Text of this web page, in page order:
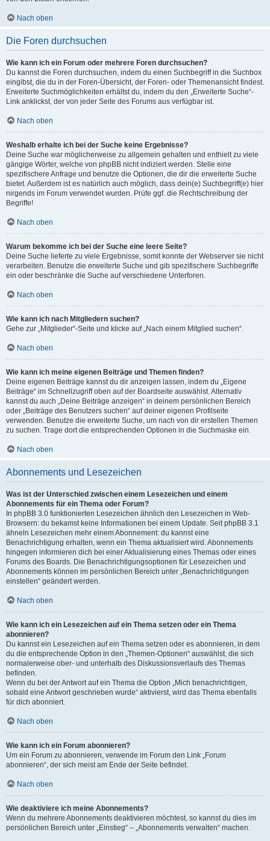
Nach oben
Die Foren durchsuchen
Wie kann ich ein Forum oder mehrere Foren durchsuchen?
Du kannst die Foren durchsuchen, indem du einen Suchbegriff in die Suchbox
eingibst, die du in der Foren-Übersicht, der Foren- oder Themenansicht findest.
Erweiterte Suchmöglichkeiten erhältst du, indem du den „Erweiterte Suche“-
Link anklickst, der von jeder Seite des Forums aus verfügbar ist.
Nach oben
Weshalb erhalte ich bei der Suche keine Ergebnisse?
Deine Suche war möglicherweise zu allgemein gehalten und enthielt zu viele
gängige Wörter, welche von phpBB nicht indiziert werden. Stelle eine
spezifischere Anfrage und benutze die Optionen, die dir die erweiterte Suche
bietet. Außerdem ist es natürlich auch möglich, dass dein(e) Suchbegriff(e) hier
nirgends im Forum verwendet wurden. Prüfe ggf. die Rechtschreibung der
Begriffe!
Nach oben
Warum bekomme ich bei der Suche eine leere Seite?
Deine Suche lieferte zu viele Ergebnisse, somit konnte der Webserver sie nicht
verarbeiten. Benutze die erweiterte Suche und gib spezifischere Suchbegriffe
ein oder beschränke die Suche auf verschiedene Unterforen.
Nach oben
Wie kann ich nach Mitgliedern suchen?
Gehe zur „Mitglieder“-Seite und klicke auf „Nach einem Mitglied suchen“.
Nach oben
Wie kann ich meine eigenen Beiträge und Themen finden?
Deine eigenen Beiträge kannst du dir anzeigen lassen, indem du „Eigene
Beiträge“ im Schnellzugriff oben auf der Boardseite auswählst. Alternativ
kannst du auch „Deine Beiträge anzeigen“ in deinem persönlichen Bereich
oder „Beiträge des Benutzers suchen“ auf deiner eigenen Profilseite
verwenden. Benutze die erweiterte Suche, um nach von dir erstellen Themen
zu suchen. Trage dort die entsprechenden Optionen in die Suchmaske ein.
Nach oben
Abonnements und Lesezeichen
Was ist der Unterschied zwischen einem Lesezeichen und einem
Abonnements für ein Thema oder Forum?
In phpBB 3.0 funktionierten Lesezeichen ähnlich den Lesezeichen in Web-
Browsern: du bekamst keine Informationen bei einem Update. Seit phpBB 3.1
ähneln Lesezeichen mehr einem Abonnement: du kannst eine
Benachrichtigung erhalten, wenn ein Thema aktualisiert wird. Abonnements
hingegen informieren dich bei einer Aktualisierung eines Themas oder eines
Forums des Boards. Die Benachrichtigungsoptionen für Lesezeichen und
Abonnements können im persönlichen Bereich unter „Benachrichtigungen
einstellen“ geändert werden.
Nach oben
Wie kann ich ein Lesezeichen auf ein Thema setzen oder ein Thema
abonnieren?
Du kannst ein Lesezeichen auf ein Thema setzen oder es abonnieren, in dem
du die entsprechende Option in den „Themen-Optionen“ auswählst, die sich
normalerweise ober- und unterhalb des Diskussionsverlaufs des Themas
befinden.
Wenn du bei der Antwort auf ein Thema die Option „Mich benachrichtigen,
sobald eine Antwort geschrieben wurde“ aktivierst, wird das Thema ebenfalls
für dich abonniert.
Nach oben
Wie kann ich ein Forum abonnieren?
Um ein Forum zu abonnieren, verwende im Forum den Link „Forum
abonnieren“, der sich meist am Ende der Seite befindet.
Nach oben
Wie deaktiviere ich meine Abonnements?
Wenn du mehrere Abonnements deaktivieren möchtest, so kannst du dies im
persönlichen Bereich unter „Einstieg“ – „Abonnements verwalten“ machen.